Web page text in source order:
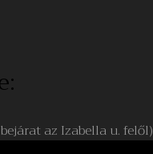
az Izabella u. felől)